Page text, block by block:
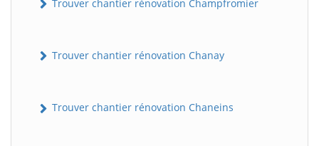
Trouver chantier rénovation Champfromier
Trouver chantier rénovation Chanay
Trouver chantier rénovation Chaneins